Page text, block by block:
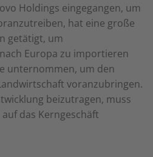
Holdings eingegangen, um
hat eine große
getätigt, um
Europa zu importieren
unternommen, um den
voranzubringen.
beizutragen, muss
das Kerngeschäft